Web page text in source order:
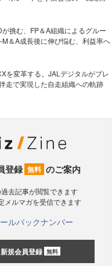
が挑む、FP＆A組織によるグルー
＆A成長後に伸び悩む、利益率へ
を変革する。JALデジタルがブレ
走で実現した自走組織への軌跡
登録 無料 のご案内
過去記事が閲覧できます
メルマガを受信できます
ルバックナンバー
新規会員登録 無料